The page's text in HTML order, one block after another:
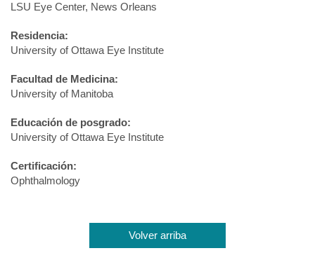
LSU Eye Center, News Orleans
Residencia:
University of Ottawa Eye Institute
Facultad de Medicina:
University of Manitoba
Educación de posgrado:
University of Ottawa Eye Institute
Certificación:
Ophthalmology
Volver arriba